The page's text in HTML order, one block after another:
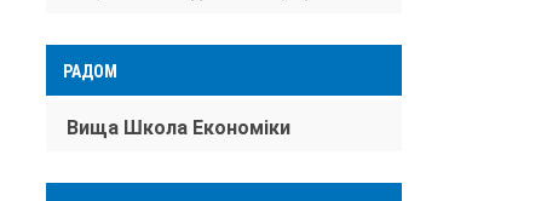
РАДОМ
Вища Школа Економіки